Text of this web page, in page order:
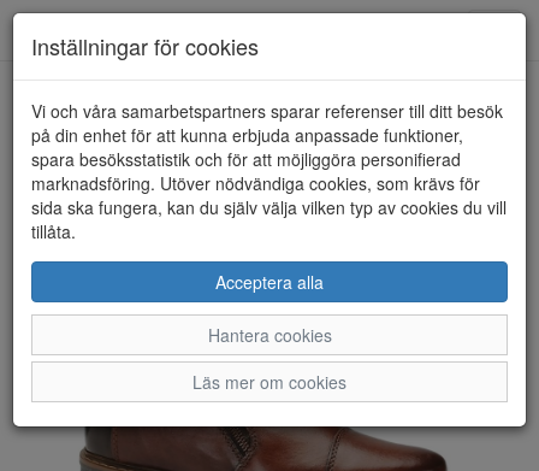
HEM BUGATTI
Inställningar för cookies
Vi och våra samarbetspartners sparar referenser till ditt besök
på din enhet för att kunna erbjuda anpassade funktioner,
spara besöksstatistik och för att möjliggöra personifierad
marknadsföring. Utöver nödvändiga cookies, som krävs för
sida ska fungera, kan du själv välja vilken typ av cookies du vill
tillåta.
Acceptera alla
Hantera cookies
Läs mer om cookies